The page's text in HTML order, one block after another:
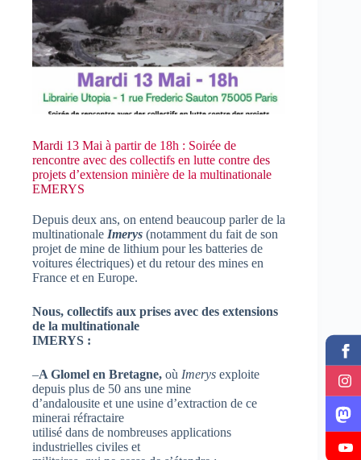
Mardi 13 Mai à partir de 18h : Soirée de
rencontre avec des collectifs en lutte contre des
projets d’extension minière de la multinationale
EMERYS
Depuis deux ans, on entend beaucoup parler de la
multinationale Imerys (notamment du fait de son
projet de mine de lithium pour les batteries de
voitures électriques) et du retour des mines en
France et en Europe.
Nous, collectifs aux prises avec des extensions
de la multinationale
IMERYS :
–A Glomel en Bretagne, où Imerys exploite
depuis plus de 50 ans une mine
d’andalousite et une usine d’extraction de ce
minerai réfractaire
utilisé dans de nombreuses applications
industrielles civiles et